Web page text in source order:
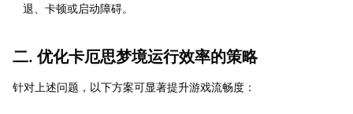
退、卡顿或启动障碍。
二. 优化卡厄思梦境运行效率的策略
针对上述问题，以下方案可显著提升游戏流畅度：